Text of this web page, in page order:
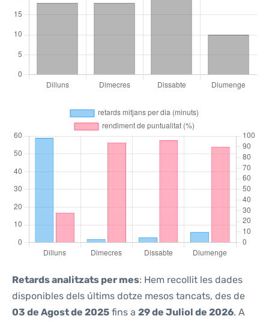
Retards analitzats per mes: Hem recollit les dades
disponibles dels últims dotze mesos tancats, des de
03 de Agost de 2025 fins a 29 de Juliol de 2026. A